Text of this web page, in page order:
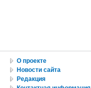
О проекте
Новости сайта
Редакция